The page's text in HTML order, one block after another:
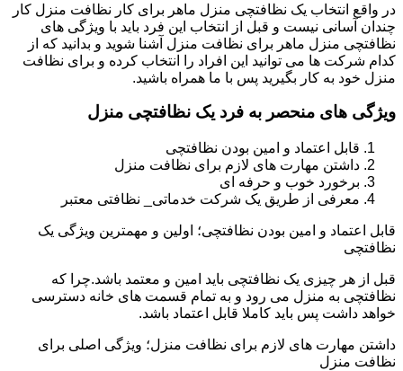
در واقع انتخاب یک نظافتچی منزل ماهر برای کار نظافت منزل کار
چندان آسانی نیست و قبل از انتخاب این فرد باید با ویژگی های
نظافتچی منزل ماهر برای نظافت منزل آشنا شوید و بدانید که از
کدام شرکت ها می توانید این افراد را انتخاب کرده و برای نظافت
منزل خود به کار بگیرید پس با ما همراه باشید.
ویژگی های منحصر به فرد یک نظافتچی منزل
قابل اعتماد و امین بودن نظافتچی
داشتن مهارت های لازم برای نظافت منزل
برخورد خوب و حرفه ای
معرفی از طریق یک شرکت خدماتی_ نظافتی معتبر
قابل اعتماد و امین بودن نظافتچی؛ اولین و مهمترین ویژگی یک
نظافتچی
قبل از هر چیزی یک نظافتچی باید امین و معتمد باشد.چرا که
نظافتچی به منزل می رود و به تمام قسمت های خانه دسترسی
خواهد داشت پس باید کاملا قابل اعتماد باشد.
داشتن مهارت های لازم برای نظافت منزل؛ ویژگی اصلی برای
نظافت منزل